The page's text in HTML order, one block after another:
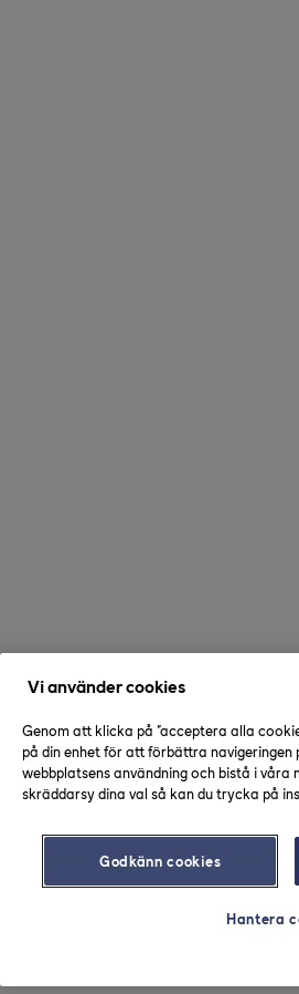
Vi använder cookies
Genom att klicka på "acceptera alla
på din enhet för att förbättra navigeringen
webbplatsens användning och bistå i våra
skräddarsy dina val så kan du trycka på
Godkänn cookies
Hantera